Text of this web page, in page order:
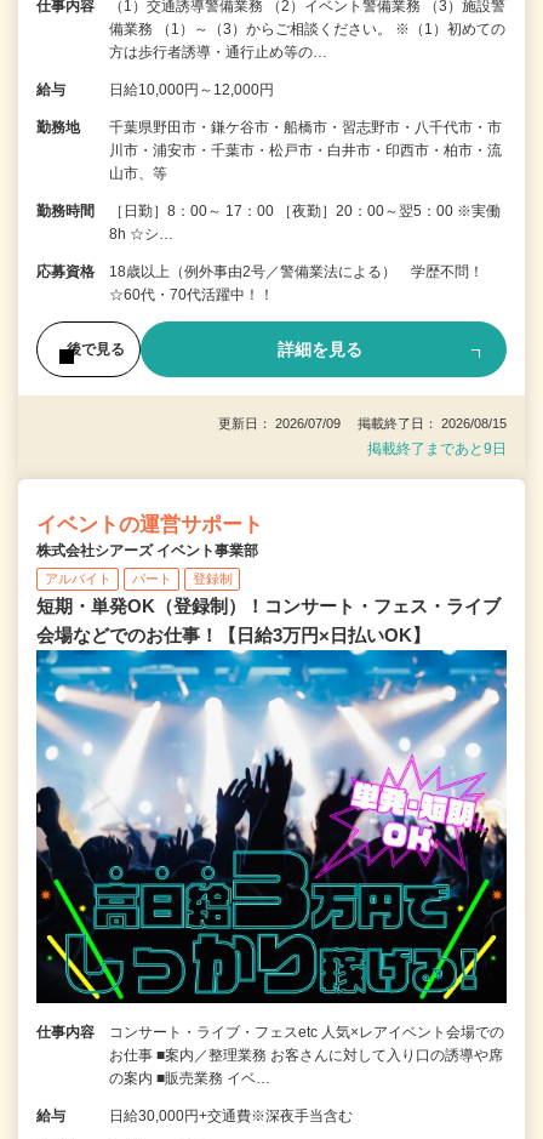
仕事内容
（1）交通誘導警備業務 （2）イベント警備業務 （3）施設警
備業務 （1）～（3）からご相談ください。 ※（1）初めての
方は歩行者誘導・通行止め等の…
給与 日給10,000円～12,000円
勤務地
千葉県野田市・鎌ケ谷市・船橋市・習志野市・八千代市・市
川市・浦安市・千葉市・松戸市・白井市・印西市・柏市・流
山市、等
勤務時間
［日勤］8：00～ 17：00 ［夜勤］20：00～翌5：00 ※実働
8h ☆シ…
応募資格
18歳以上（例外事由2号／警備業法による） 学歴不問！
☆60代・70代活躍中！！
後で見る 詳細を見る
更新日： 2026/07/09 掲載終了日： 2026/08/15
掲載終了まであと9日
イベントの運営サポート
株式会社シアーズ イベント事業部
アルバイト パート 登録制
短期・単発OK（登録制）！コンサート・フェス・ライブ
会場などでのお仕事！【日給3万円×日払いOK】
仕事内容
コンサート・ライブ・フェスetc 人気×レアイベント会場での
お仕事 ■案内／整理業務 お客さんに対して入り口の誘導や席
の案内 ■販売業務 イベ…
給与 日給30,000円+交通費※深夜手当含む